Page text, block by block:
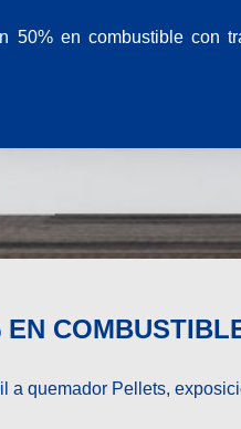
50% en combustible con
EN
a quemador Pellets,